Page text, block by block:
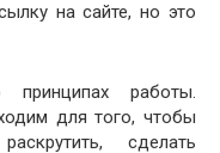
на сайте, но это
работы.
для того, чтобы
сделать